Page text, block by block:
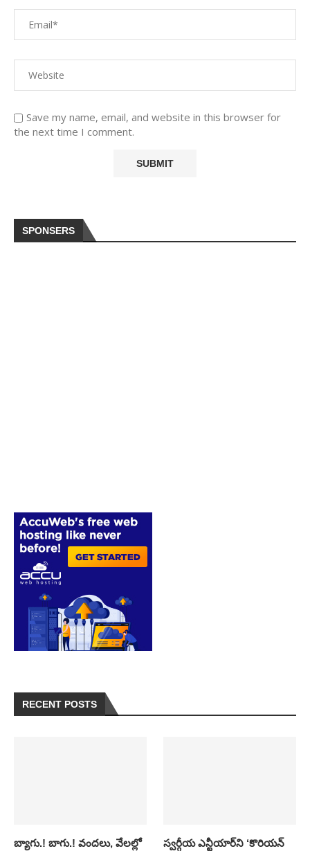
Save my name, email, and website in this browser for
the next time I comment.
SPONSERS
RECENT POSTS
బ్యాగు.! బాగు.! వందలు, వేలల్లో
స్వర్గీయ ఎన్టీయార్‌ని ‘కొరియన్